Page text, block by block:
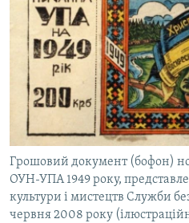
ДЕПОРТАЦІЯ
ВІДЕОУРОКИ «ELIFBE»
СВІДЧЕННЯ ОКУПАЦІЇ
УКРАЇНСЬКА ПРОБЛЕМА КРИМУ
ІНФОГРАФІКА
ЯК ОБІЙТИ БЛОКУВАННЯ
Русский
Qırımtatar
ДОЛУЧАЙСЯ!
Усі сайти RFE/RL
Грошовий документ (бофон)
ОУН-УПА 1949 року,
культури і мистецтв Служби
червня 2008 року